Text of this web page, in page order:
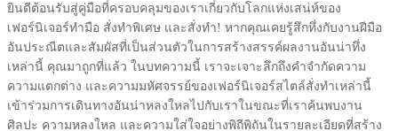
ยินดีต้อนรับสู่คู่มือที่ครอบคลุมของเราเกี่ยวกับโลกแห่งเสน่ห์ของ
เฟอร์นิเจอร์ทำมือ สั่งทำพิเศษ และสั่งทำ! หากคุณเคยรู้สึกทึ่งกับงานฝีมือ
อันประณีตและสัมผัสที่เป็นส่วนตัวในการสร้างสรรค์ผลงานอันน่าทึ่ง
เหล่านี้ คุณมาถูกที่แล้ว ในบทความนี้ เราจะเจาะลึกถึงคำจำกัดความ
ความแตกต่าง และความมหัศจรรย์ของเฟอร์นิเจอร์สไตล์สั่งทำเหล่านี้
เข้าร่วมการเดินทางอันน่าหลงใหลไปกับเราในขณะที่เราค้นพบงาน
ศิลปะ ความหลงใหล และความใส่ใจอย่างพิถีพิถันในรายละเอียดที่สร้าง